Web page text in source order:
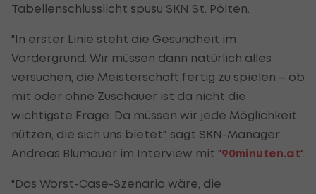
Tabellenschlusslicht spusu SKN St. Pölten.
"In erster Linie steht die Gesundheit im
Vordergrund. Wir müssen dann natürlich alles
versuchen, die Meisterschaft fertig zu spielen – ob
mit oder ohne Zuschauer ist da nicht die
wichtigste Frage. Da müssen wir jede Möglichkeit
nützen, die sich uns bietet", sagt SKN-Manager
Andreas Blumauer im Interview mit "90minuten.at".
"Das Worst-Case-Szenario wäre, die